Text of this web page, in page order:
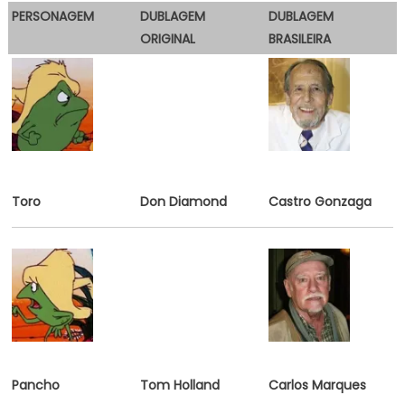
PERSONAGEM
DUBLAGEM
ORIGINAL
DUBLAGEM
BRASILEIRA
Toro Don Diamond Castro Gonzaga
Pancho Tom Holland Carlos Marques